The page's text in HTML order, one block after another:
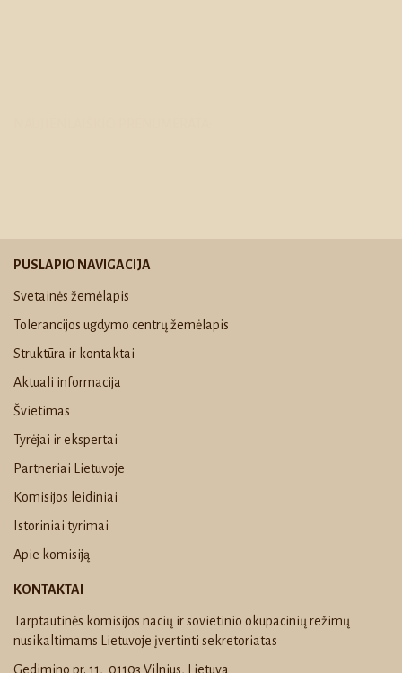
PUSLAPIO NAVIGACIJA
Svetainės žemėlapis
Tolerancijos ugdymo centrų žemėlapis
Struktūra ir kontaktai
Aktuali informacija
Švietimas
Tyrėjai ir ekspertai
Partneriai Lietuvoje
Komisijos leidiniai
Istoriniai tyrimai
Apie komisiją
KONTAKTAI
Tarptautinės komisijos nacių ir sovietinio okupacinių režimų
nusikaltimams Lietuvoje įvertinti sekretoriatas
Gedimino pr. 11, 01103 Vilnius, Lietuva